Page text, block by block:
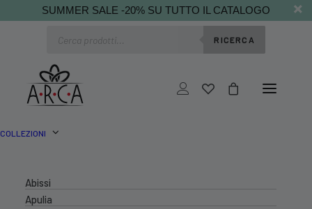
SUMMER SALE -20% SU TUTTO IL CATALOGO
RICERCA
COLLEZIONI
Abissi
Apulia